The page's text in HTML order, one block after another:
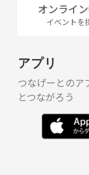
オンライ
イベントを
アプリ
つなげーとのア
とつながろう